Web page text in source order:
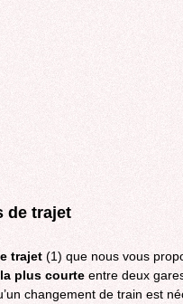
de trajet
trajet(1) que nous vous
plus courteentre deux
changement de train est